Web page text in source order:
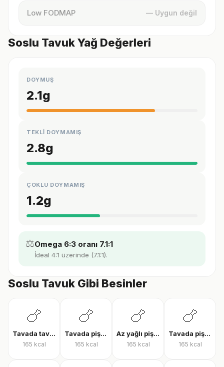
Low FODMAP — Uygun değil
Soslu Tavuk Yağ Değerleri
DOYMUŞ
2.1g
TEKLİ DOYMAMIŞ
2.8g
ÇOKLU DOYMAMIŞ
1.2g
⚖️Omega 6:3 oranı 7.1:1
İdeal 4:1 üzerinde (7.1:1).
Soslu Tavuk Gibi Besinler
🍗
Tavada tavuk göğsü
165 kcal
🍗
Tavada pişmiş tavuk bonfile
165 kcal
🍗
Az yağlı pişmiş tavuk göğsü
165 kcal
🍗
Tavada pişmiş tavuk göğsü
165 kcal